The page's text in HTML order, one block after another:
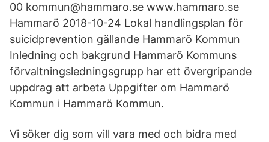
00 kommun@hammaro.se www.hammaro.se
Hammarö 2018-10-24 Lokal handlingsplan för
suicidprevention gällande Hammarö Kommun
Inledning och bakgrund Hammarö Kommuns
förvaltningsledningsgrupp har ett övergripande
uppdrag att arbeta Uppgifter om Hammarö
Kommun i Hammarö Kommun.
Vi söker dig som vill vara med och bidra med